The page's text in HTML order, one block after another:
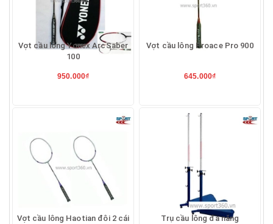
Vợt cầu lông Yonex ArcSaber
100
950.000₫
Vợt cầu lông Proace Pro 900
645.000₫
Vợt cầu lông Haotian đôi 2 cái Trụ cầu lông đa năng